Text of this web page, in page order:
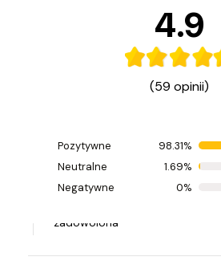
4.9
(59 opinii)
Pozytywne
98.31%
Neutralne
1.69%
Negatywne
0%
Ocenił(a) produkt na
Opinia zamieszczona 08.06.2026
zadowolona